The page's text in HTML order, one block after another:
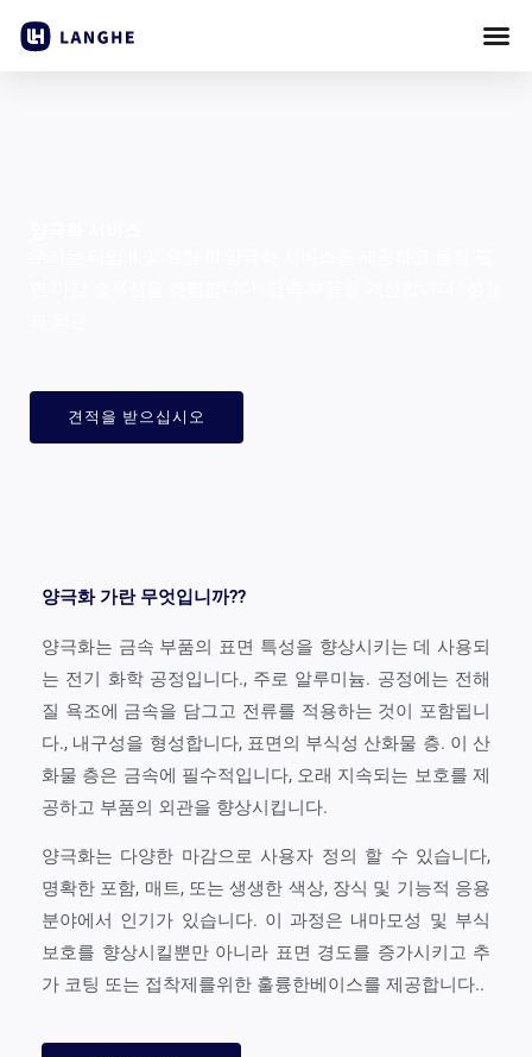
견적을 받으십시오
양극화 가란 무엇입니까??
양극화는 금속 부품의 표면 특성을 향상시키는 데 사용되
는 전기 화학 공정입니다., 주로 알루미늄. 공정에는 전해
질 욕조에 금속을 담그고 전류를 적용하는 것이 포함됩니
다., 내구성을 형성합니다, 표면의 부식성 산화물 층. 이 산
화물 층은 금속에 필수적입니다, 오래 지속되는 보호를 제
공하고 부품의 외관을 향상시킵니다.
양극화는 다양한 마감으로 사용자 정의 할 수 있습니다,
명확한 포함, 매트, 또는 생생한 색상, 장식 및 기능적 응용
분야에서 인기가 있습니다. 이 과정은 내마모성 및 부식
보호를 향상시킬뿐만 아니라 표면 경도를 증가시키고 추
가 코팅 또는 접착제를위한 훌륭한베이스를 제공합니다..